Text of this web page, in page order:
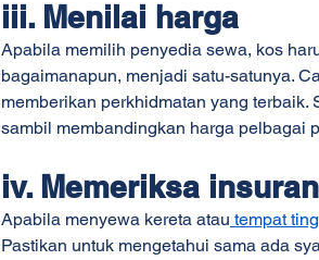
iii. Menilai harga
Apabila memilih penyedia sewa, kos
bagaimanapun, menjadi satu-satunya.
memberikan perkhidmatan yang
sambil membandingkan harga pelbagai
iv. Memeriksa
Apabila menyewa kereta atau tempat
Pastikan untuk mengetahui sama ada